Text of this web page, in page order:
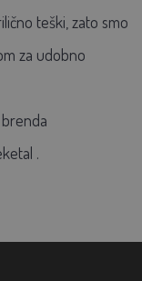
teški, zato smo
za udobno
brenda
.